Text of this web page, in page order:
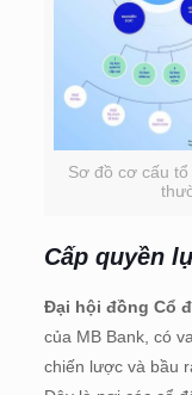
Sơ đồ cơ cấu
Cấp quyền
Đại hội đồng Cổ
của MB Bank, có
chiến lược và bầu